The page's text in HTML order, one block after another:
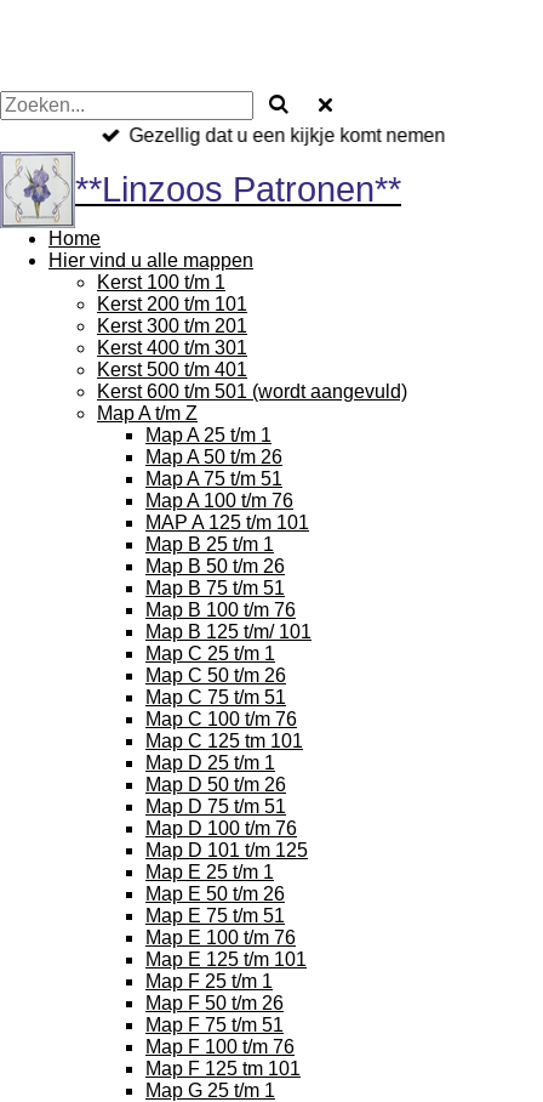
Gezellig dat u een kijkje komt nemen
**Linzoos Patronen**
Home
Hier vind u alle mappen
Kerst 100 t/m 1
Kerst 200 t/m 101
Kerst 300 t/m 201
Kerst 400 t/m 301
Kerst 500 t/m 401
Kerst 600 t/m 501 (wordt aangevuld)
Map A t/m Z
Map A 25 t/m 1
Map A 50 t/m 26
Map A 75 t/m 51
Map A 100 t/m 76
MAP A 125 t/m 101
Map B 25 t/m 1
Map B 50 t/m 26
Map B 75 t/m 51
Map B 100 t/m 76
Map B 125 t/m/ 101
Map C 25 t/m 1
Map C 50 t/m 26
Map C 75 t/m 51
Map C 100 t/m 76
Map C 125 tm 101
Map D 25 t/m 1
Map D 50 t/m 26
Map D 75 t/m 51
Map D 100 t/m 76
Map D 101 t/m 125
Map E 25 t/m 1
Map E 50 t/m 26
Map E 75 t/m 51
Map E 100 t/m 76
Map E 125 t/m 101
Map F 25 t/m 1
Map F 50 t/m 26
Map F 75 t/m 51
Map F 100 t/m 76
Map F 125 tm 101
Map G 25 t/m 1